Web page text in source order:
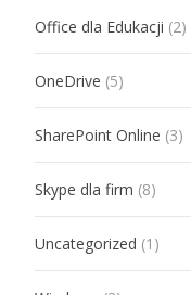
Office dla Edukacji (2)
OneDrive (5)
SharePoint Online (3)
Skype dla firm (8)
Uncategorized (1)